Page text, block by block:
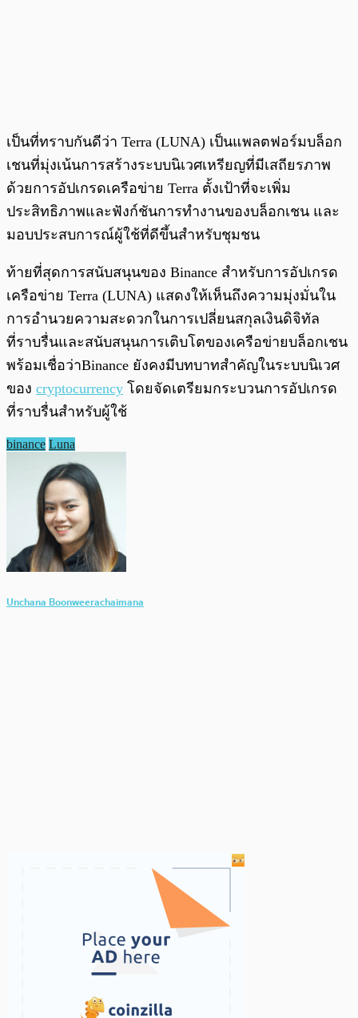
เป็นที่ทราบกันดีว่า Terra (LUNA) เป็นแพลตฟอร์มบล็อก
เชนที่มุ่งเน้นการสร้างระบบนิเวศเหรียญที่มีเสถียรภาพ
ด้วยการอัปเกรดเครือข่าย Terra ตั้งเป้าที่จะเพิ่ม
ประสิทธิภาพและฟังก์ชันการทำงานของบล็อกเชน และ
มอบประสบการณ์ผู้ใช้ที่ดีขึ้นสำหรับชุมชน
ท้ายที่สุดการสนับสนุนของ Binance สำหรับการอัปเกรด
เครือข่าย Terra (LUNA) แสดงให้เห็นถึงความมุ่งมั่นใน
การอำนวยความสะดวกในการเปลี่ยนสกุลเงินดิจิทัล
ที่ราบรื่นและสนับสนุนการเติบโตของเครือข่ายบล็อกเชน
พร้อมเชื่อว่าBinance ยังคงมีบทบาทสำคัญในระบบนิเวศ
ของ cryptocurrency โดยจัดเตรียมกระบวนการอัปเกรด
ที่ราบรื่นสำหรับผู้ใช้
binance Luna
Unchana Boonweerachaimana